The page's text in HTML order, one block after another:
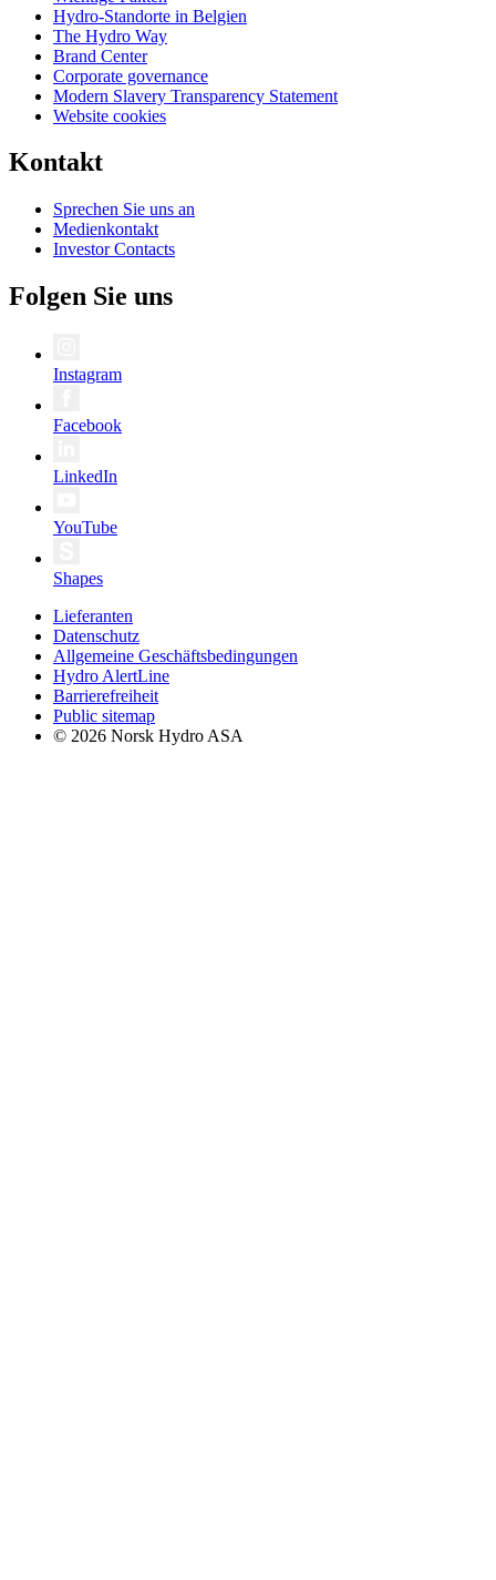
Hydro-Standorte in Belgien
The Hydro Way
Brand Center
Corporate governance
Modern Slavery Transparency Statement
Website cookies
Kontakt
Sprechen Sie uns an
Medienkontakt
Investor Contacts
Folgen Sie uns
Instagram
Facebook
LinkedIn
YouTube
Shapes
Lieferanten
Datenschutz
Allgemeine Geschäftsbedingungen
Hydro AlertLine
Barrierefreiheit
Public sitemap
© 2026 Norsk Hydro ASA